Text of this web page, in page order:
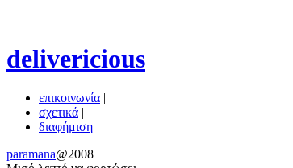
delivericious
επικοινωνία |
σχετικά |
διαφήμιση
paramana@2008